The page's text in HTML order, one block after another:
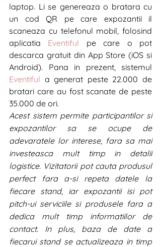
laptop. Li se genereaza o bratara cu
un cod QR pe care expozantii il
scaneaza cu telefonul mobil, folosind
aplicatia Eventiful pe care o pot
descarca gratuit din App Store (iOS si
Eventiful a generat peste 22.000 de
bratari care au fost scanate de peste
35.000 de ori.
Acest sistem permite participantilor si
expozantilor sa se ocupe de
adevaratele lor interese, fara sa mai
investeasca mult timp in detalii
logistice. Vizitatorii pot cauta produsul
perfect fara a-si repeta datele la
fiecare stand, iar expozantii isi pot
pitch-ui serviciile si produsele fara a
dedica mult timp informatiilor de
contact. In plus, baza de date a
fiecarui stand se actualizeaza in timp